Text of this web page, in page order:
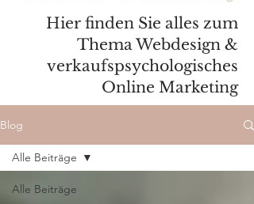
Hier finden Sie alles zum
Thema Webdesign &
verkaufspsychologisches
Online Marketing
Blog
Alle Beiträge
Alle Beiträge